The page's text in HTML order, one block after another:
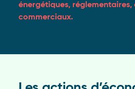
énergétiques, réglementaires,
commerciaux.